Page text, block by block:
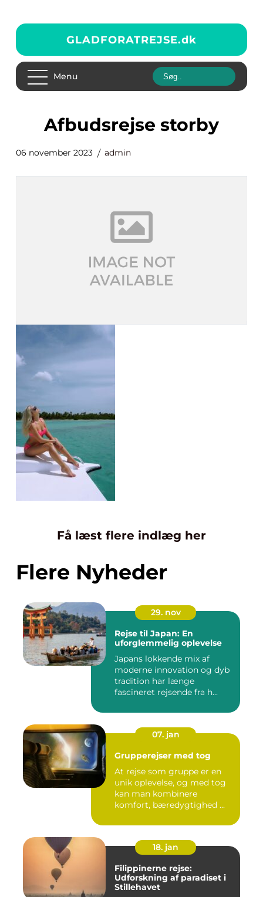
GLADFORATREJSE.dk
Menu
afbudsrejse storby
06 november 2023 admin
Få læst flere indlæg her
Flere Nyheder
29. nov
Rejse til Japan: En
uforglemmelig oplevelse
Japans lokkende mix af
moderne innovation og dyb
tradition har længe
fascineret rejsende fra h...
07. jan
Grupperejser med tog
At rejse som gruppe er en
unik oplevelse, og med tog
kan man kombinere
komfort, bæredygtighed ...
18. jan
Filippinerne rejse:
Udforskning af paradiset i
Stillehavet